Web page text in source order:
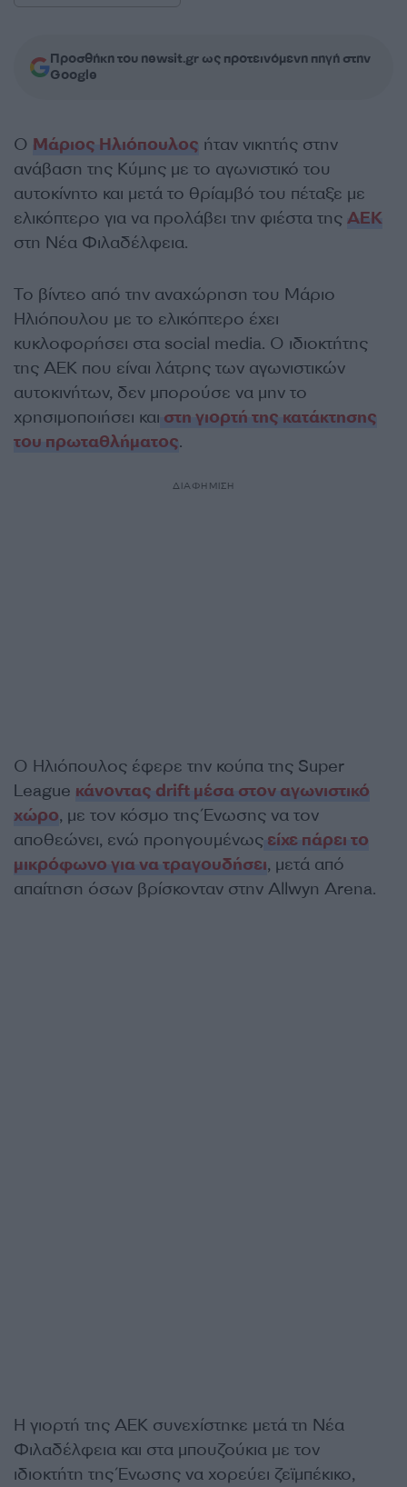
Προσθήκη του newsit.gr ως προτεινόμενη πηγή στην
Google
Ο Μάριος Ηλιόπουλος ήταν νικητής στην
ανάβαση της Κύμης με το αγωνιστικό του
αυτοκίνητο και μετά το θρίαμβό του πέταξε με
ελικόπτερο για να προλάβει την φιέστα της ΑΕΚ
στη Νέα Φιλαδέλφεια.
Το βίντεο από την αναχώρηση του Μάριο
Ηλιόπουλου με το ελικόπτερο έχει
κυκλοφορήσει στα social media. Ο ιδιοκτήτης
της ΑΕΚ που είναι λάτρης των αγωνιστικών
αυτοκινήτων, δεν μπορούσε να μην το
χρησιμοποιήσει και στη γιορτή της κατάκτησης
του πρωταθλήματος.
ΔΙΑΦΗΜΙΣΗ
Ο Ηλιόπουλος έφερε την κούπα της Super
League κάνοντας drift μέσα στον αγωνιστικό
χώρο, με τον κόσμο της Ένωσης να τον
αποθεώνει, ενώ προηγουμένως είχε πάρει το
μικρόφωνο για να τραγουδήσει, μετά από
απαίτηση όσων βρίσκονταν στην Allwyn Arena.
Η γιορτή της ΑΕΚ συνεχίστηκε μετά τη Νέα
Φιλαδέλφεια και στα μπουζούκια με τον
ιδιοκτήτη της Ένωσης να χορεύει ζεϊμπέκικο,